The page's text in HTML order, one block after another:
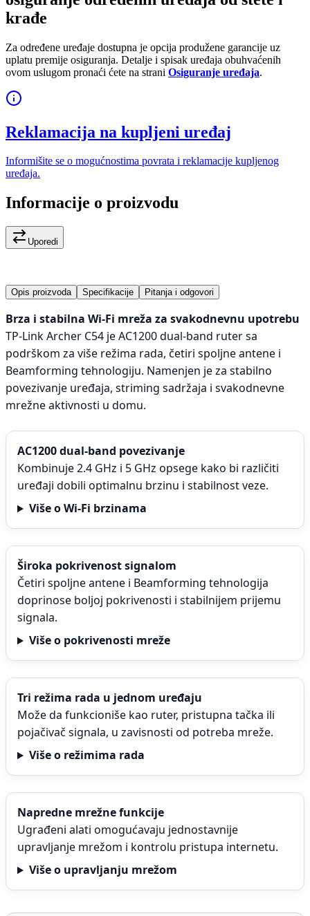
krađe
Za određene uređaje dostupna je opcija produžene garancije uz
uplatu premije osiguranja. Detalje i spisak uređaja obuhvaćenih
ovom uslugom pronaći ćete na strani Osiguranje uređaja.
Reklamacija na kupljeni uređaj
Informišite se o mogućnostima povrata i reklamacije kupljenog
uređaja.
Informacije o proizvodu
Uporedi
Opis proizvoda Specifikacije Pitanja i odgovori
Brza i stabilna Wi-Fi mreža za svakodnevnu upotrebu
TP-Link Archer C54 je AC1200 dual-band ruter sa
podrškom za više režima rada, četiri spoljne antene i
Beamforming tehnologiju. Namenjen je za stabilno
povezivanje uređaja, striming sadržaja i svakodnevne
mrežne aktivnosti u domu.
AC1200 dual-band povezivanje
Kombinuje 2.4 GHz i 5 GHz opsege kako bi različiti
uređaji dobili optimalnu brzinu i stabilnost veze.
Više o Wi-Fi brzinama
Široka pokrivenost signalom
Četiri spoljne antene i Beamforming tehnologija
doprinose boljoj pokrivenosti i stabilnijem prijemu
signala.
Više o pokrivenosti mreže
Tri režima rada u jednom uređaju
Može da funkcioniše kao ruter, pristupna tačka ili
pojačivač signala, u zavisnosti od potreba mreže.
Više o režimima rada
Napredne mrežne funkcije
Ugrađeni alati omogućavaju jednostavnije
upravljanje mrežom i kontrolu pristupa internetu.
Više o upravljanju mrežom